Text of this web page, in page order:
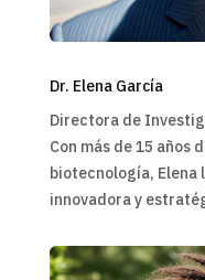
Dr. Elena García
Directora de
Con más de 15 años
biotecnología, Elena
innovadora y